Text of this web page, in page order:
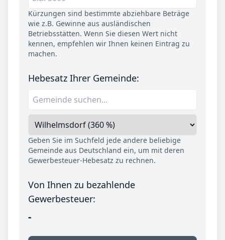
Kürzungen sind bestimmte abziehbare Beträge
wie z.B. Gewinne aus ausländischen
Betriebsstätten. Wenn Sie diesen Wert nicht
kennen, empfehlen wir Ihnen keinen Eintrag zu
machen.
Hebesatz Ihrer Gemeinde:
Geben Sie im Suchfeld jede andere beliebige
Gemeinde aus Deutschland ein, um mit deren
Gewerbesteuer-Hebesatz zu rechnen.
Von Ihnen zu bezahlende
Gewerbesteuer:
-